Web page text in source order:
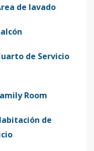
de lavado
de Servicio
Room
de